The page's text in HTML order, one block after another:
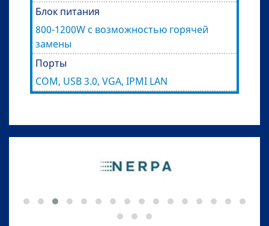
Блок питания
800-1200W с возможностью горячей
замены
Порты
COM, USB 3.0, VGA, IPMI LAN